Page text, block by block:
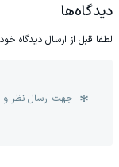
دیدگاه‌ها
لطفا قبل از ارسال دیدگاه
جهت ارسال نظر و